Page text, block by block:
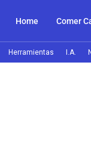
Home Comer
Herramientas I.A.